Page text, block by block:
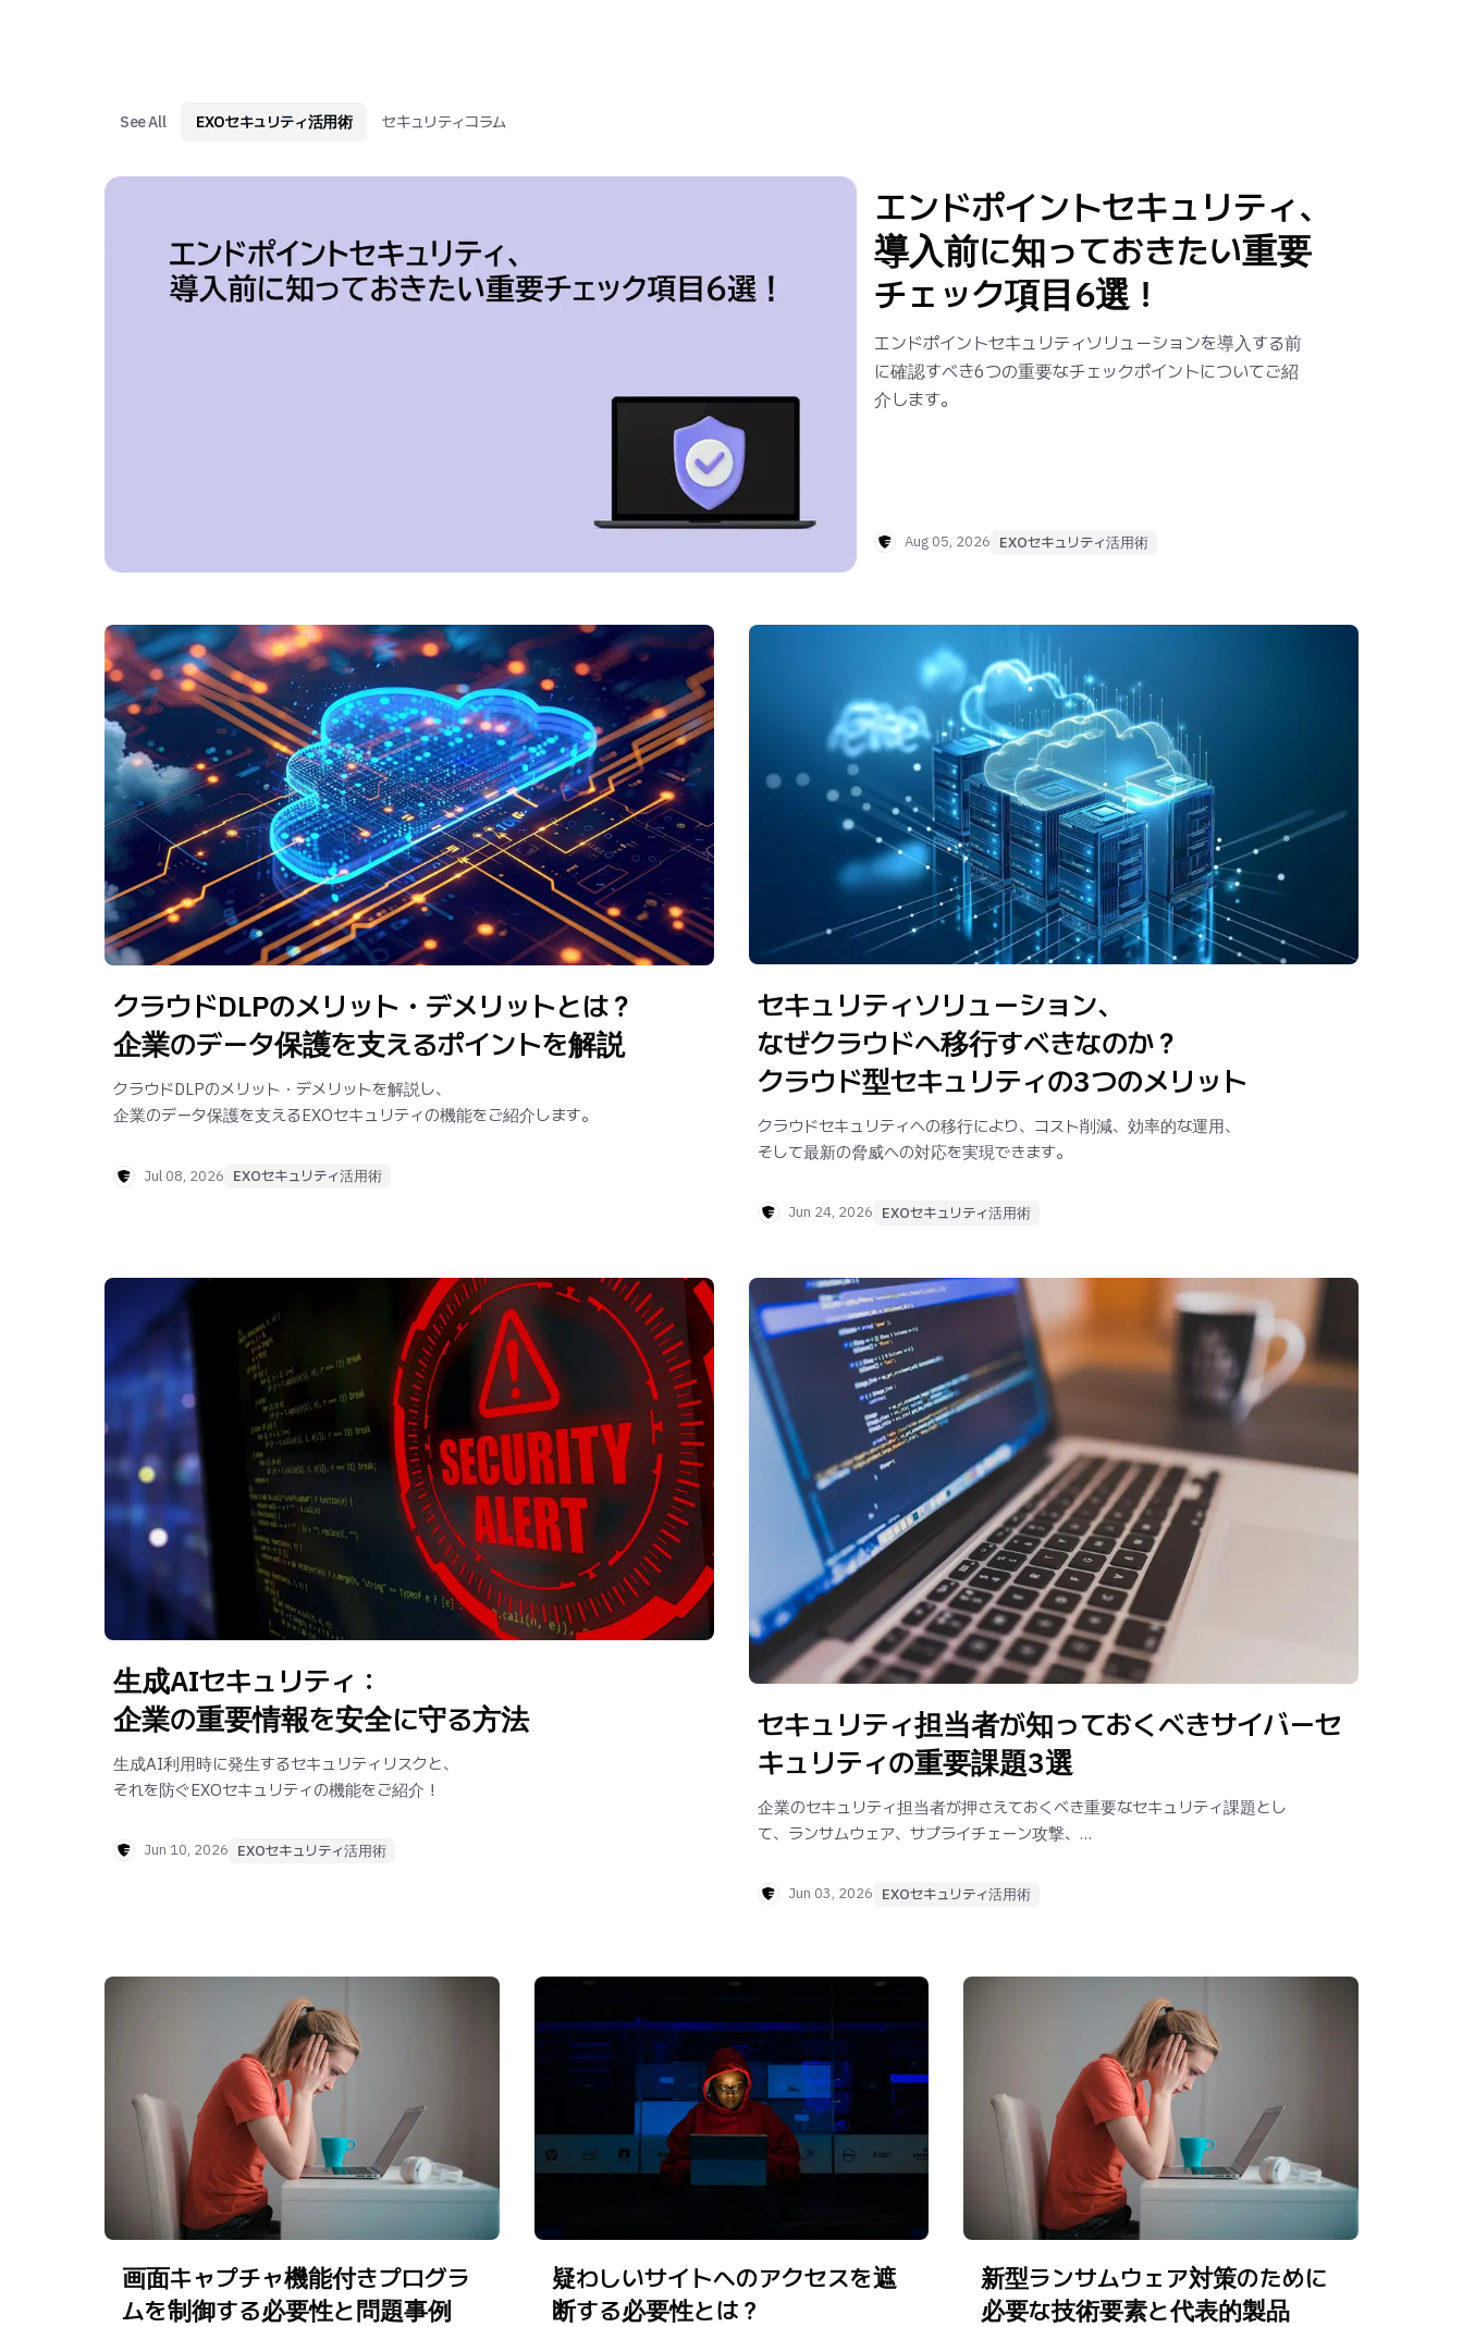
See All EXOセキュリティ活用術 セキュリティコラム
エンドポイントセキュリティ、
導入前に知っておきたい重要
チェック項目6選！
エンドポイントセキュリティソリューションを導入する前
に確認すべき6つの重要なチェックポイントについてご紹
介します。
Aug 05, 2026 EXOセキュリティ活用術
クラウドDLPのメリット・デメリットとは？
企業のデータ保護を支えるポイントを解説
クラウドDLPのメリット・デメリットを解説し、
企業のデータ保護を支えるEXOセキュリティの機能をご紹介します。
Jul 08, 2026 EXOセキュリティ活用術
セキュリティソリューション、
なぜクラウドへ移行すべきなのか？
クラウド型セキュリティの3つのメリット
クラウドセキュリティへの移行により、コスト削減、効率的な運用、
そして最新の脅威への対応を実現できます。
Jun 24, 2026 EXOセキュリティ活用術
生成AIセキュリティ：
企業の重要情報を安全に守る方法
生成AI利用時に発生するセキュリティリスクと、
それを防ぐEXOセキュリティの機能をご紹介！
Jun 10, 2026 EXOセキュリティ活用術
セキュリティ担当者が知っておくべきサイバーセ
キュリティの重要課題3選
企業のセキュリティ担当者が押さえておくべき重要なセキュリティ課題とし
て、ランサムウェア、サプライチェーン攻撃、
Jun 03, 2026 EXOセキュリティ活用術
画面キャプチャ機能付きプログラ
ムを制御する必要性と問題事例
疑わしいサイトへのアクセスを遮
断する必要性とは？
新型ランサムウェア対策のために
必要な技術要素と代表的製品